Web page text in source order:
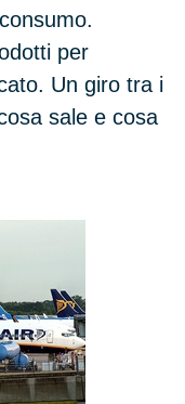
per
Un giro tra i
sale e cosa